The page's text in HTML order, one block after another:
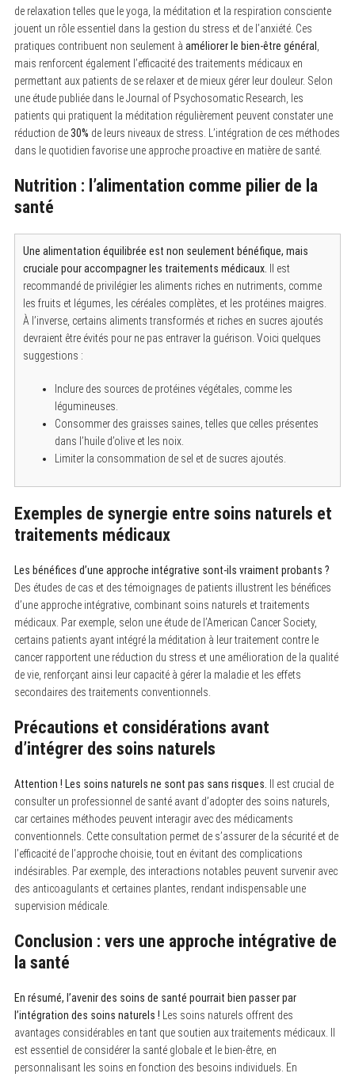
de relaxation telles que le yoga, la méditation et la respiration consciente
jouent un rôle essentiel dans la gestion du stress et de l’anxiété. Ces
pratiques contribuent non seulement à améliorer le bien-être général
mais renforcent également l’efficacité des traitements médicaux en
permettant aux patients de se relaxer et de mieux gérer leur douleur. Selon
une étude publiée dans le Journal of Psychosomatic Research, les
patients qui pratiquent la méditation régulièrement peuvent constater une
réduction de30% de leurs niveaux de stress. L’intégration de ces méthodes
dans le quotidien favorise une approche proactive en matière de santé.
Nutrition : l’alimentation comme pilier de la
santé
Une alimentation équilibrée est non seulement bénéfique, mais
cruciale pour accompagner les traitements médicaux.
Il est
recommandé de privilégier les aliments riches en nutriments, comme
les fruits et légumes, les céréales complètes, et les protéines maigres.
À l’inverse, certains aliments transformés et riches en sucres ajoutés
devraient être évités pour ne pas entraver la guérison. Voici quelques
suggestions :
Inclure des sources de protéines végétales, comme les
légumineuses.
Consommer des graisses saines, telles que celles présentes
dans l’huile d’olive et les noix.
Limiter la consommation de sel et de sucres ajoutés.
Exemples de synergie entre soins naturels et
traitements médicaux
Les bénéfices d’une approche intégrative sont-ils vraiment probants ?
Des études de cas et des témoignages de patients illustrent les bénéfices
d’une approche intégrative, combinant soins naturels et traitements
médicaux. Par exemple, selon une étude de l’American Cancer Society,
certains patients ayant intégré la méditation à leur traitement contre le
cancer rapportent une réduction du stress et une amélioration de la qualité
de vie, renforçant ainsi leur capacité à gérer la maladie et les effets
secondaires des traitements conventionnels.
Précautions et considérations avant
d’intégrer des soins naturels
Attention ! Les soins naturels ne sont pas sans risques.
Il est crucial de
consulter un professionnel de santé avant d’adopter des soins naturels,
car certaines méthodes peuvent interagir avec des médicaments
conventionnels. Cette consultation permet de s’assurer de la sécurité et de
l’efficacité de l’approche choisie, tout en évitant des complications
indésirables. Par exemple, des interactions notables peuvent survenir avec
des anticoagulants et certaines plantes, rendant indispensable une
supervision médicale.
Conclusion : vers une approche intégrative de
la santé
En résumé, l’avenir des soins de santé pourrait bien passer par
l’intégration des soins naturels ! Les soins naturels offrent des
avantages considérables en tant que soutien aux traitements médicaux. Il
est essentiel de considérer la santé globale et le bien-être, en
personnalisant les soins en fonction des besoins individuels. En